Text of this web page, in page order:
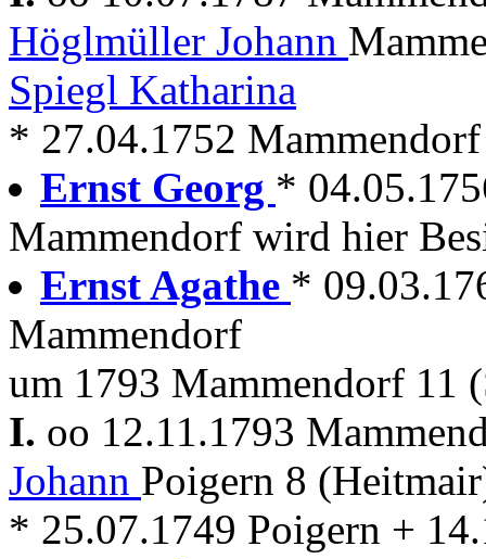
Höglmüller Johann
Spiegl Katharina
* 27.04.1752
Ernst Georg *
Mammendorf wird hier
Ernst Agathe *
Mammendorf
um 1793 Mammendorf 11
I. oo 12.11.1793
Johann Poigern 8
* 25.07.1749 Poigern +